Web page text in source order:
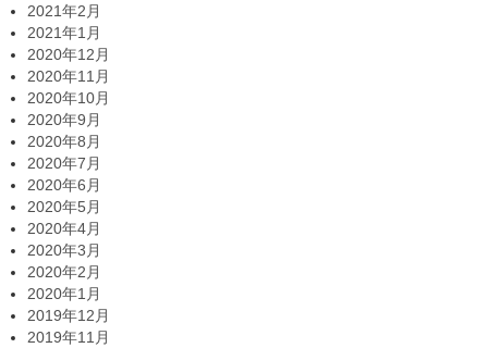
2021年2月
2021年1月
2020年12月
2020年11月
2020年10月
2020年9月
2020年8月
2020年7月
2020年6月
2020年5月
2020年4月
2020年3月
2020年2月
2020年1月
2019年12月
2019年11月